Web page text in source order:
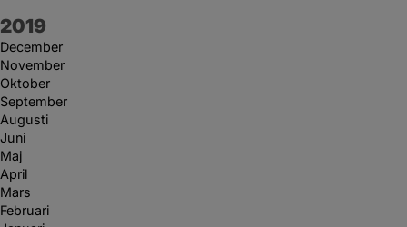
År:
2019
December
November
Oktober
September
Augusti
Juni
Maj
April
Mars
Februari